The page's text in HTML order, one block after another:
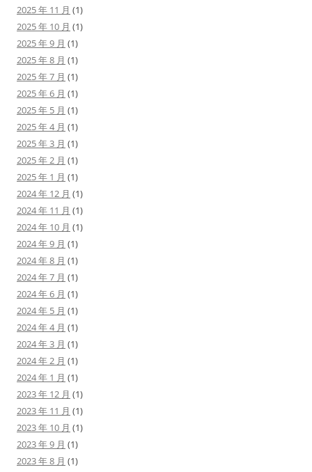
2025 年 11 月 (1)
2025 年 10 月 (1)
2025 年 9 月 (1)
2025 年 8 月 (1)
2025 年 7 月 (1)
2025 年 6 月 (1)
2025 年 5 月 (1)
2025 年 4 月 (1)
2025 年 3 月 (1)
2025 年 2 月 (1)
2025 年 1 月 (1)
2024 年 12 月 (1)
2024 年 11 月 (1)
2024 年 10 月 (1)
2024 年 9 月 (1)
2024 年 8 月 (1)
2024 年 7 月 (1)
2024 年 6 月 (1)
2024 年 5 月 (1)
2024 年 4 月 (1)
2024 年 3 月 (1)
2024 年 2 月 (1)
2024 年 1 月 (1)
2023 年 12 月 (1)
2023 年 11 月 (1)
2023 年 10 月 (1)
2023 年 9 月 (1)
2023 年 8 月 (1)